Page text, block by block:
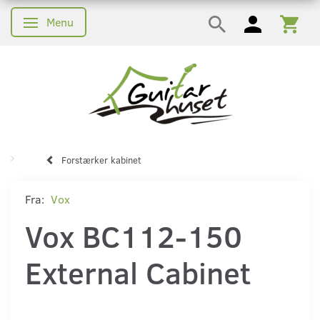
Skifte navigation
Menu
Forstærker kabinet
Fra: Vox
Vox BC112-150
External Cabinet